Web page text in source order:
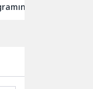
yeni dönem